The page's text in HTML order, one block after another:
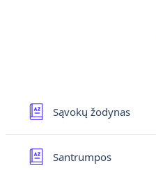
Sąvokų žodynas
SantrumposŽodynas